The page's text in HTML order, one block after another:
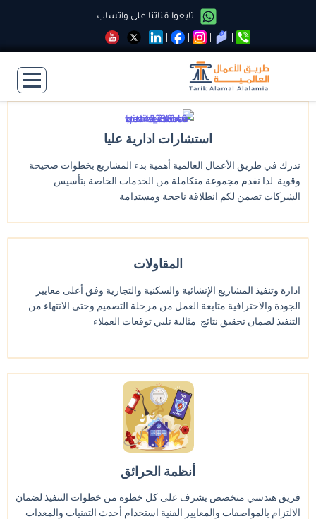
تابعوا قناتنا على واتساب
استشارات ادارية عليا
ندرك في طريق الأعمال العالمية أهمية بدء المشاريع بخطوات صحيحة
وقوية لذا نقدم مجموعة متكاملة من الخدمات الخاصة بتأسيس
الشركات تضمن لكم انطلاقة ناجحة ومستدامة
المقاولات
ادارة وتنفيذ المشاريع الإنشائية والسكنية والتجارية وفق أعلى معايير
الجودة والاحترافية متابعة العمل من مرحلة التصميم وحتى الانتهاء من
التنفيذ لضمان تحقيق نتائج مثالية تلبي توقعات العملاء
أنظمة الحرائق
فريق هندسي متخصص يشرف على كل خطوة من خطوات التنفيذ لضمان
الالتزام بالمواصفات والمعايير الفنية استخدام أحدث التقنيات والمعدات